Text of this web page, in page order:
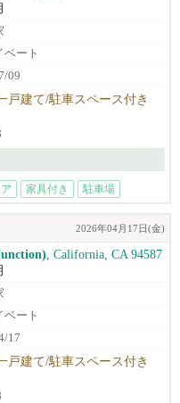
ベート
09
戸建て/駐車スペース付き
家具付き 駐車場
2026年04月17日(金)
, California, CA 94587‎
ベート
17
戸建て/駐車スペース付き